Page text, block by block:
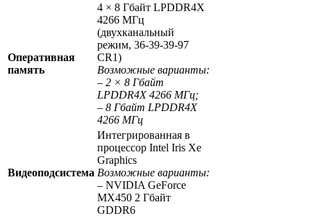
Оперативная
память
4 × 8 Гбайт LPDDR4X
4266 МГц
(двухканальный
режим, 36-39-39-97
CR1)
Возможные варианты:
– 2 × 8 Гбайт
LPDDR4X4266 МГц;
– 8 Гбайт LPDDR4X
4266 МГц
Видеоподсистема
Интегрированная в
процессор Intel Iris Xe
Graphics
Возможные варианты:
– NVIDIA GeForce
MX450 2 Гбайт
GDDR6